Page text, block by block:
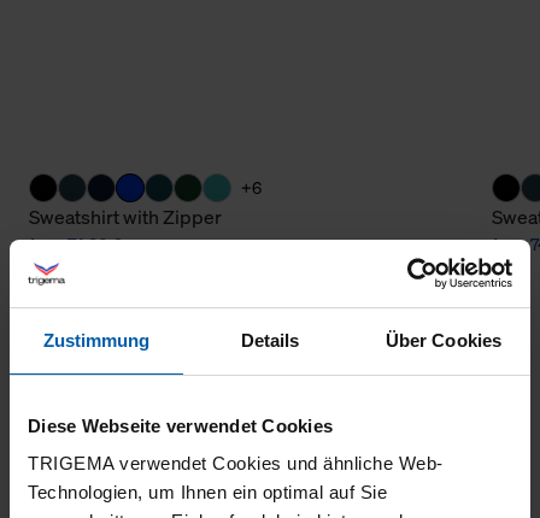
Zustimmung Details Über Cookies
Diese Webseite verwendet Cookies
TRIGEMA verwendet Cookies und ähnliche Web-
Technologien, um Ihnen ein optimal auf Sie
+6
Sweatshirt with Zipper
from 74,30 € from